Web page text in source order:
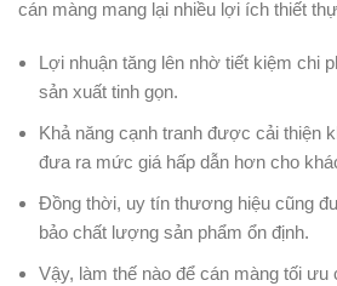
cán màng mang lại nhiều lợi ích thiết
Lợi nhuận tăng lên nhờ tiết kiệm chi
sản xuất tinh gọn.
Khả năng cạnh tranh được cải thiện
đưa ra mức giá hấp dẫn hơn cho
Đồng thời, uy tín thương hiệu cũng
bảo chất lượng sản phẩm ổn định.
Vậy, làm thế nào để cán màng tối ưu